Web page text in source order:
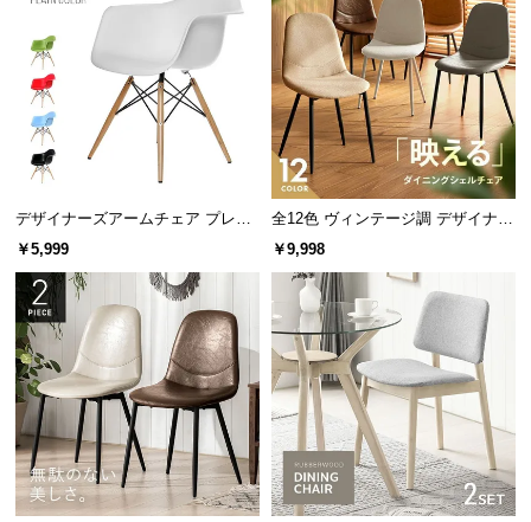
に
つ
い
て
員
規
約
に
つ
い
て
お
客
デザイナーズアームチェア プレー
ンカラー
￥5,999
全12色 ヴィンテージ調 デザイナー
ズシェルチェア
￥9,998